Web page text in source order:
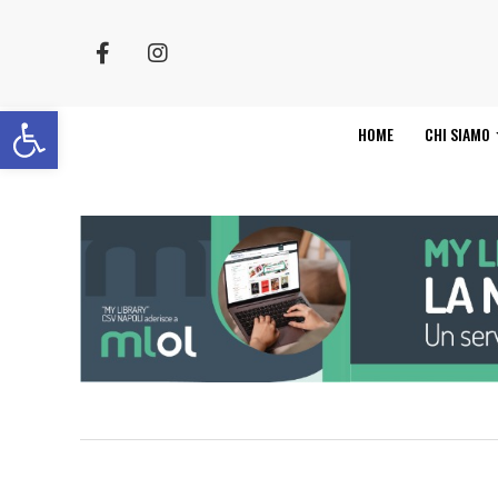
Apri la barra degli strumenti HOME CHI SIAMO